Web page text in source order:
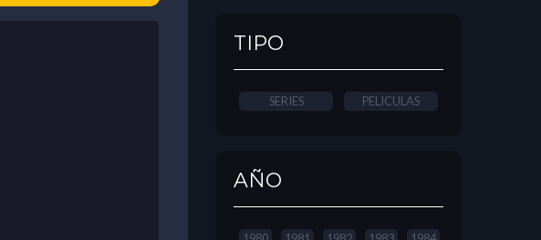
TIPO
SERIES PELICULAS
AÑO